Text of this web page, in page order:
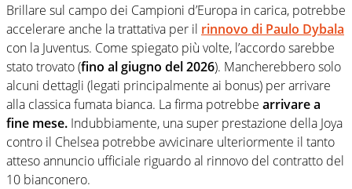
Brillare sul campo dei Campioni d’Europa in carica, potrebbe
accelerare anche la trattativa per il rinnovo di Paulo Dybala
con la Juventus. Come spiegato più volte, l’accordo sarebbe
stato trovato (fino al giugno del 2026). Mancherebbero solo
alcuni dettagli (legati principalmente ai bonus) per arrivare
alla classica fumata bianca. La firma potrebbe arrivare a
fine mese. Indubbiamente, una super prestazione della Joya
contro il Chelsea potrebbe avvicinare ulteriormente il tanto
atteso annuncio ufficiale riguardo al rinnovo del contratto del
10 bianconero.